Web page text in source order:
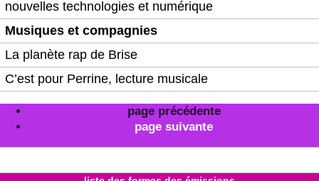
nouvelles technologies et numérique
Musiques et compagnies
La planète rap de Brise
C’est pour Perrine, lecture musicale
page précédente
page suivante